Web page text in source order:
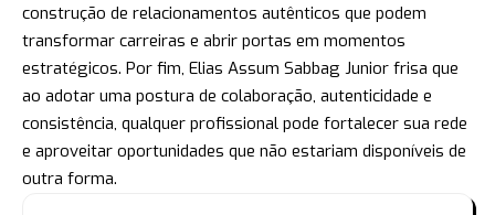
construção de relacionamentos autênticos que podem
transformar carreiras e abrir portas em momentos
estratégicos. Por fim, Elias Assum Sabbag Junior frisa que
ao adotar uma postura de colaboração, autenticidade e
consistência, qualquer profissional pode fortalecer sua rede
e aproveitar oportunidades que não estariam disponíveis de
outra forma.